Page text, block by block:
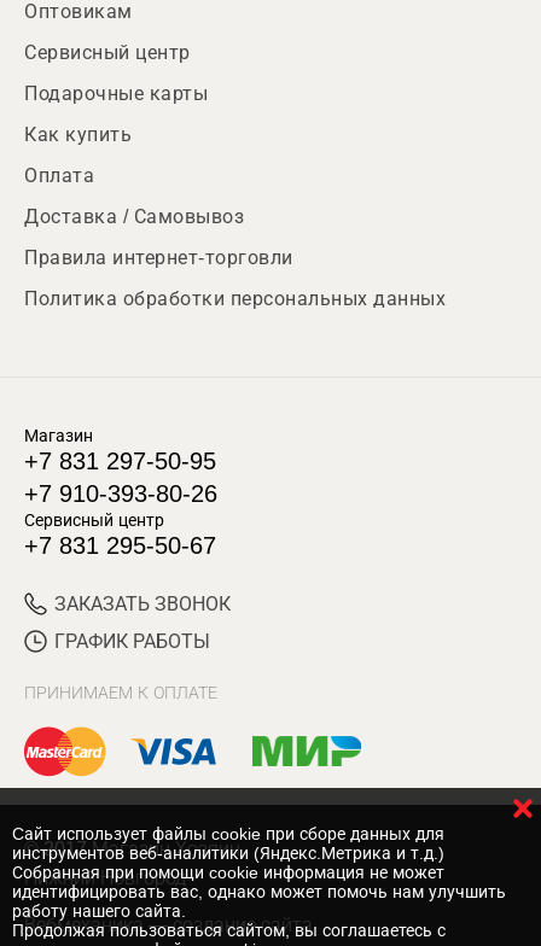
Оптовикам
Сервисный центр
Подарочные карты
Как купить
Оплата
Доставка / Самовывоз
Правила интернет-торговли
Политика обработки персональных данных
Магазин
+7 831 297-50-95
+7 910-393-80-26
Сервисный центр
+7 831 295-50-67
ЗАКАЗАТЬ ЗВОНОК
ГРАФИК РАБОТЫ
ПРИНИМАЕМ К ОПЛАТЕ
© 2017 Магазин Хозяин
Нижний Новгород
Вебмеханика — создание сайта
Cайт использует файлы cookie при сборе данных для
инструментов веб-аналитики (Яндекс.Метрика и т.д.)
Собранная при помощи cookie информация не может
идентифицировать вас, однако может помочь нам улучшить
работу нашего сайта.
Продолжая пользоваться сайтом, вы соглашаетесь с